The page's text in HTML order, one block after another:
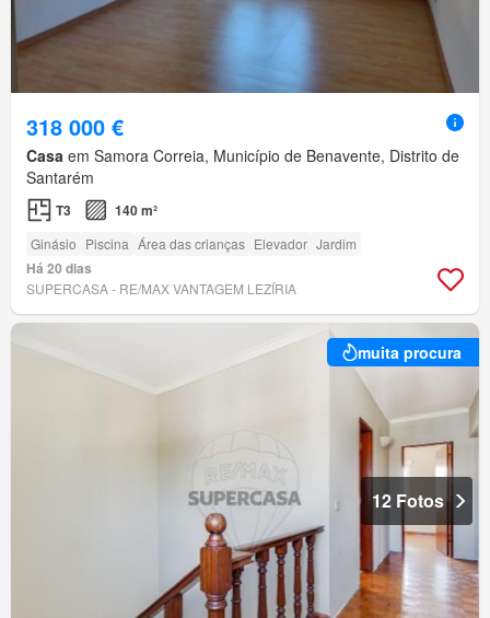
318 000 €
Casa em Samora Correia, Município de Benavente, Distrito de
Santarém
T3 140 m²
Ginásio Piscina Área das crianças Elevador Jardim
Há 20 dias
SUPERCASA - RE/MAX VANTAGEM LEZÍRIA
muita procura
12 Fotos